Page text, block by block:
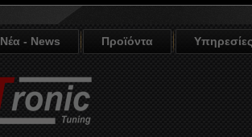
Νέα - News Προϊόντα Υπηρεσίες